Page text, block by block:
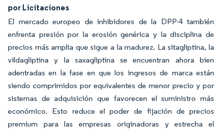
por Licitaciones
El mercado europeo de inhibidores de la DPP-4 también
enfrenta presión por la erosión genérica y la disciplina de
precios más amplia que sigue a la madurez. La sitagliptina, la
vildagliptina y la saxagliptina se encuentran ahora bien
adentradas en la fase en que los ingresos de marca están
siendo comprimidos por equivalentes de menor precio y por
sistemas de adquisición que favorecen el suministro más
económico. Esto reduce el poder de fijación de precios
premium para las empresas originadoras y estrecha el